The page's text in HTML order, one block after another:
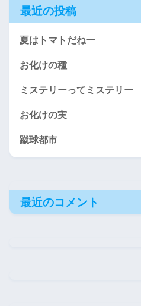
最近の投稿
夏はトマトだねー
お化けの種
ミステリーってミステリー
お化けの実
蹴球都市
最近のコメント